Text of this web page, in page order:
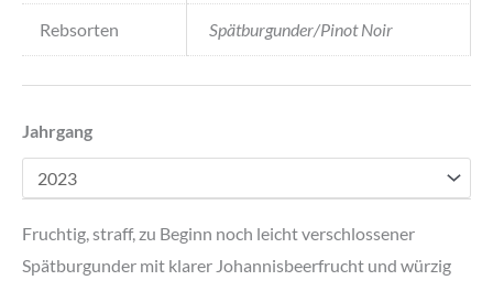
Rebsorten Spätburgunder/Pinot Noir
Jahrgang
Fruchtig, straff, zu Beginn noch leicht verschlossener
Spätburgunder mit klarer Johannisbeerfrucht und würzig